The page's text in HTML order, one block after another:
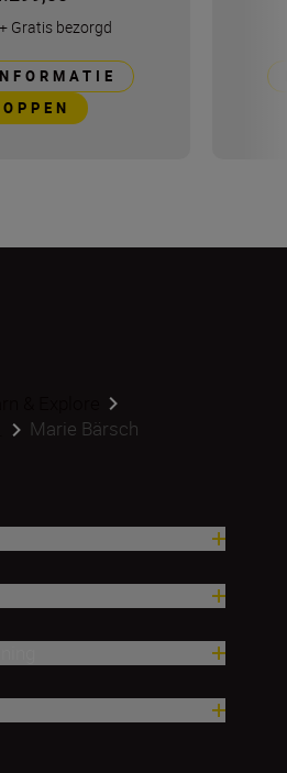
+ Gratis bezorgd
Marie Bärsch